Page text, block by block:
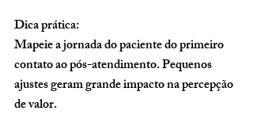
Dica prática:
Mapeie a jornada do paciente do primeiro
contato ao pós-atendimento. Pequenos
ajustes geram grande impacto na percepção
de valor.